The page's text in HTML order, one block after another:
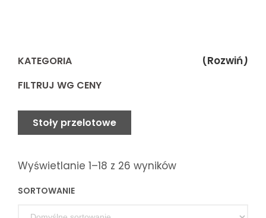
KATEGORIA (Rozwiń)
FILTRUJ WG CENY
Stoły przelotowe
Wyświetlanie 1–18 z 26 wyników
SORTOWANIE